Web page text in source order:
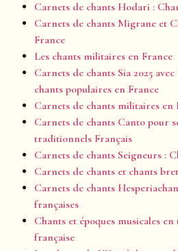
Carnets de chants Hodari :
Carnets de chants Migrane et
France
Les chants militaires en France
Carnets de chants Sia 2025
chants populaires en France
Carnets de chants militaires en
Carnets de chants Canto pour
traditionnels Français
Carnets de chants Seigneurs :
Carnets de chants et chants
Carnets de chants
françaises
Chants et époques musicales
française